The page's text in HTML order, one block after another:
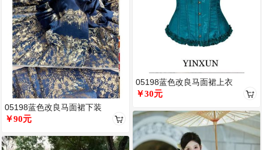
05198蓝色改良马面裙下装
￥90元
05198蓝色改良马面裙上衣
￥30元